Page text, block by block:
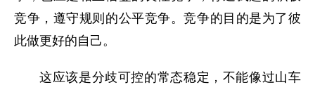
竞争，遵守规则的公平竞争。竞争的目的是为了彼
此做更好的自己。
这应该是分歧可控的常态稳定，不能像过山车